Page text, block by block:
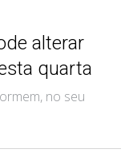
alterar
quarta
no seu